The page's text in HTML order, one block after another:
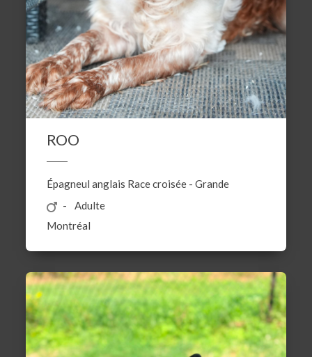
ROO
Épagneul anglais Race croisée -Grande
Adulte
Montréal